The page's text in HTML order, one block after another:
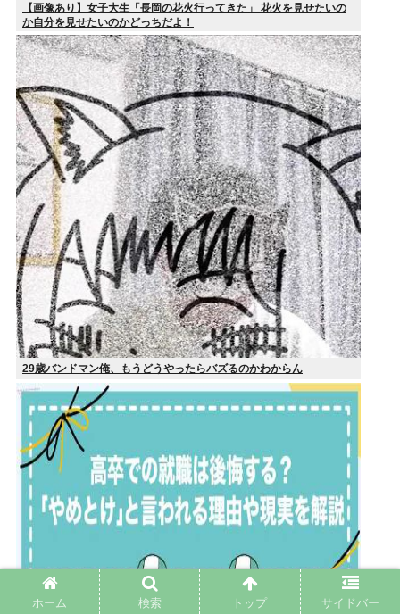
【画像あり】女子大生「長岡の花火行ってきた」 花火を見せたいの
か自分を見せたいのかどっちだよ！
29歳バンドマン俺、もうどうやったらバズるのかわからん
ホーム 検索 トップ サイドバー